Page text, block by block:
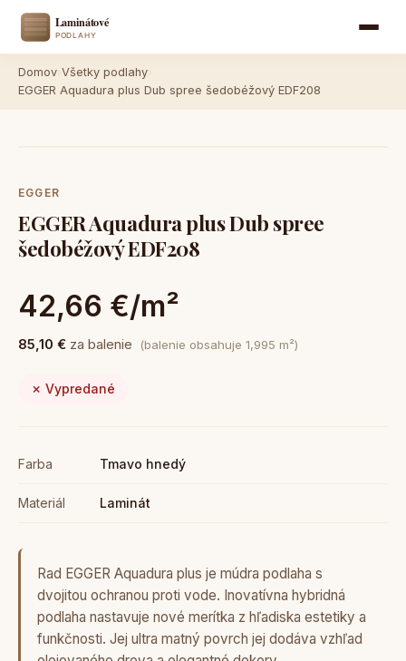
Domov Všetky podlahy
EGGER Aquadura plus Dub spree šedobéžový EDF208
EGGER
EGGER Aquadura plus Dub spree
šedobéžový EDF208
42,66 €/m²
85,10 € za balenie (balenie obsahuje 1,995 m²)
✗ Vypredané
Farba Tmavo hnedý
Materiál Laminát
Rad EGGER Aquadura plus je múdra podlaha s
dvojitou ochranou proti vode. Inovatívna hybridná
podlaha nastavuje nové merítka z hľadiska estetiky a
funkčnosti. Jej ultra matný povrch jej dodáva vzhľad